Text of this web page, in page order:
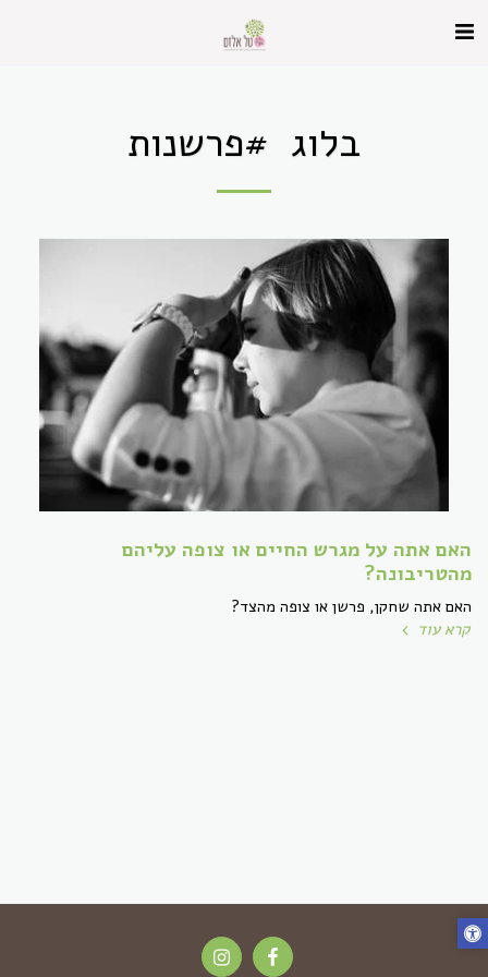
בלוג #פרשנות
האם אתה על מגרש החיים או צופה עליהם
מהטריבונה?
האם אתה שחקן, פרשן או צופה מהצד?
קרא עוד